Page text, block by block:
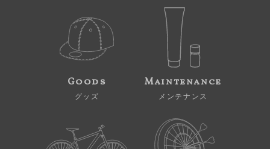
Goods
グッズ
Maintenance
メンテナンス